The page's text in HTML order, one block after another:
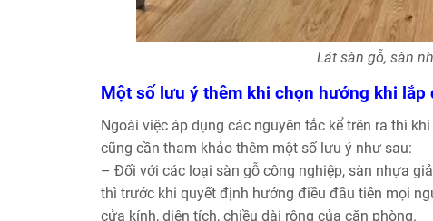
Lát sàn gỗ, sàn
Một số lưu ý thêm khi chọn hướng khi lắp
Ngoài việc áp dụng các nguyên tắc kể trên ra thì
cũng cần tham khảo thêm một số lưu ý như sau:
– Đối với các loại sàn gỗ công nghiệp, sàn nhựa
thì trước khi quyết định hướng điều đầu tiên mọi
cửa kính, diện tích, chiều dài rộng của căn phòng.